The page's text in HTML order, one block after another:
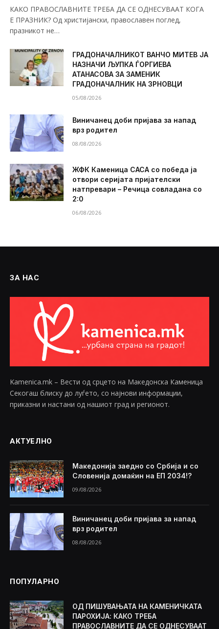
КАКО ПРАВОСЛАВНИТЕ ТРЕБА ДА СЕ ОДНЕСУВААТ КОГА
Е ПРАЗНИК? Од христијански, православен поглед,
празникот не…
ГРАДОНАЧАЛНИКОТ ВАНЧО МИТЕВ ЈА
НАЗНАЧИ ЉУПКА ЃОРГИЕВА
АТАНАСОВА ЗА ЗАМЕНИК
ГРАДОНАЧАЛНИК НА ЗРНОВЦИ
05/08/2026
Виничанец доби пријава за напад
врз родител
08/08/2026
ЖФК Каменица САСА со победа ја
отвори серијата пријателски
натпревари – Речица совладана со
2:0
06/08/2026
ЗА НАС
Kamenica.mk – Вести од срцето на Македонска Каменица
Секогаш блиску до луѓето, со најнови информации,
приказни и настани од нашиот град и регионот.
АКТУЕЛНО
Македонија заедно со Србија и со
Словенија домаќин на ЕП 2034!?
09/08/2026
Виничанец доби пријава за напад
врз родител
08/08/2026
ПОПУЛАРНО
ОД ПИШУВАЊАТА НА КАМЕНИЧКАТА
ПАРОХИЈА: КАКО ТРЕБА
ПРАВОСЛАВНИТЕ ДА СЕ ОДНЕСУВААТ